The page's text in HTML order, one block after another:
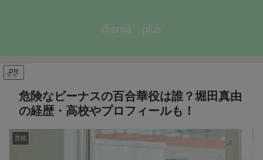
drama plus
PR
危険なビーナスの百合華役は誰？堀田真由
の経歴・高校やプロフィールも！
芸能